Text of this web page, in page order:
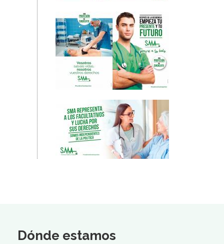
Dónde estamos